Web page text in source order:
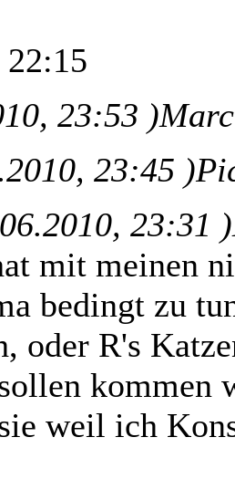
22:15
23:53 )
23:45 )
23:31 )
mit meinen
bedingt zu
oder R's
kommen
weil ich